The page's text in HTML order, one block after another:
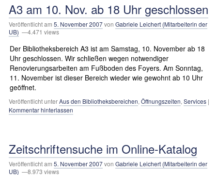
A3 am 10. Nov. ab 18 Uhr geschlossen
Veröffentlicht am 5. November 2007von Gabriele Leichert (Mitarbeiterin der
UB) —4.471 views
Der Bibliotheksbereich A3 ist am Samstag, 10. November ab 18
Uhr geschlossen. Wir schließen wegen notwendiger
Renovierungsarbeiten am Fußboden des Foyers. Am Sonntag,
11. November ist dieser Bereich wieder wie gewohnt ab 10 Uhr
geöffnet.
Veröffentlicht unterAus den Bibliotheksbereichen, Öffnungszeiten, Services |
Kommentar hinterlassen
Zeitschriftensuche im Online-Katalog
Veröffentlicht am 5. November 2007von Gabriele Leichert (Mitarbeiterin der
UB) —8.973 views